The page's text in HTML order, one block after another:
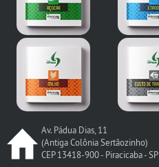
Av. Pádua Dias, 11
(Antiga Colônia Sertãozinho)
CEP 13418-900 - Piracicaba - SP